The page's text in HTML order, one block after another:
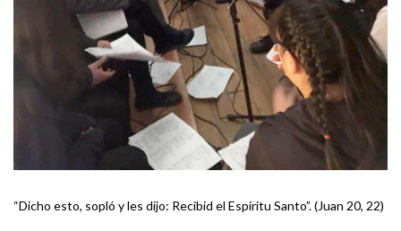
“Dicho esto, sopló y les dijo: Recibid el Espíritu Santo”. (Juan 20, 22)